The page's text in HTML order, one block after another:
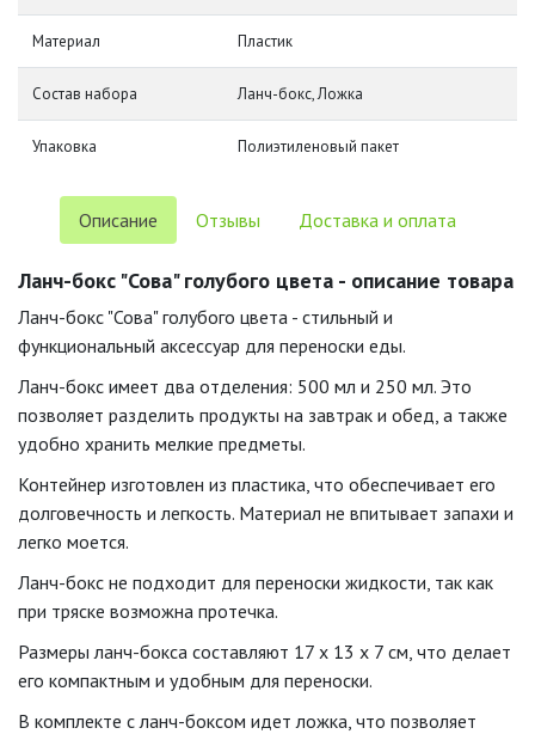
Материал Пластик
Состав набора Ланч-бокс, Ложка
Упаковка Полиэтиленовый пакет
Описание Отзывы Доставка и оплата
Ланч-бокс "Сова" голубого цвета - описание товара
Ланч-бокс "Сова" голубого цвета - стильный и
функциональный аксессуар для переноски еды.
Ланч-бокс имеет два отделения: 500 мл и 250 мл. Это
позволяет разделить продукты на завтрак и обед, а также
удобно хранить мелкие предметы.
Контейнер изготовлен из пластика, что обеспечивает его
долговечность и легкость. Материал не впитывает запахи и
легко моется.
Ланч-бокс не подходит для переноски жидкости, так как
при тряске возможна протечка.
Размеры ланч-бокса составляют 17 х 13 х 7 см, что делает
его компактным и удобным для переноски.
В комплекте с ланч-боксом идет ложка, что позволяет